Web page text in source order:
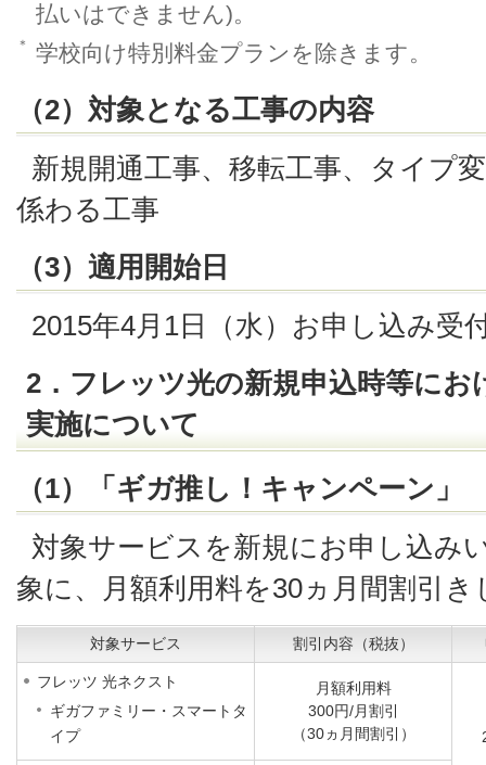
払いはできません)。
＊ 学校向け特別料金プランを除きます。
（2）対象となる工事の内容
新規開通工事、移転工事、タイプ
係わる工事
（3）適用開始日
2015年4月1日（水）お申し込み受
2．フレッツ光の新規申込時等に
実施について
（1）「ギガ推し！キャンペーン」
対象サービスを新規にお申し込み
象に、月額利用料を30ヵ月間割引き
対象サービス 割引内容（税抜）
フレッツ 光ネクスト
ギガファミリー・スマートタ
イプ
月額利用料
300円/月割引
（30ヵ月間割引）